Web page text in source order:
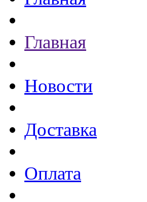
Главная
Новости
Доставка
Оплата